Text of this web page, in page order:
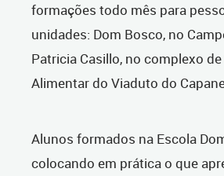
formações todo mês para
unidades: Dom Bosco, no
Patricia Casillo, no complexo
Alimentar do Viaduto do
Alunos formados na Escola
colocando em prática o que